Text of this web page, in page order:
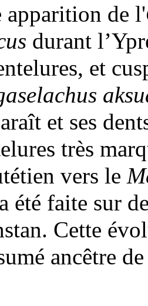
apparition de l'
durant
et
et ses
très
vers le
été faite sur
Cette
ancêtre